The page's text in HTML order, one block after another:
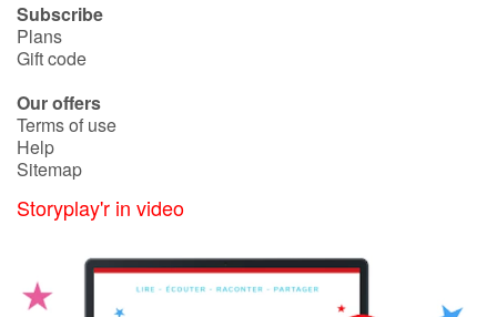
Subscribe
Plans
Gift code
Our offers
Terms of use
Help
Sitemap
Storyplay'r in video